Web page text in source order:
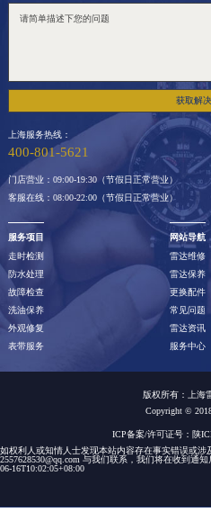
获取解
上海服务热线：
400-801-5621
门店营业：09:00-19:30（节假日正常营业）
客服在线：08:00-22:00（节假日正常营业）
服务项目
走时检测
防水处理
故障检查
洗油保养
外观修复
表带服务
网站导航
雷达维修
雷达保养
更换配件
常见问题
雷达资讯
服务中心
版权所有：
上海
Copyright ©
ICP备案/许可证号：陕
如权利人或知情人士发现本站内容存在事实错误或涉
2557628530@qq.com 与我们联系，我们将在收到通
06-16T10:02:05+08:00